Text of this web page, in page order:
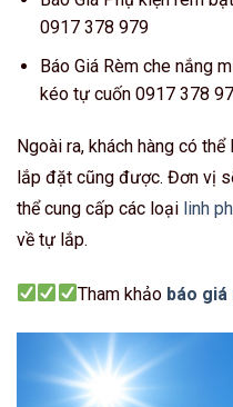
0917 378 979
Báo Giá Rèm che nắng
kéo tự cuốn 0917 378
Ngoài ra, khách hàng có
lắp đặt cũng được. Đơn vị
thể cung cấp các loại linh
về tự lắp.
Tham khảo báo giá